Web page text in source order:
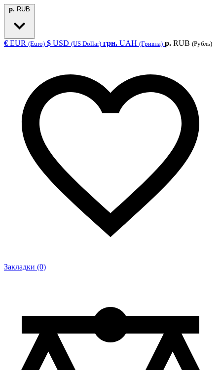
р. RUB
€ EUR (Euro) $ USD (US Dollar) грн. UAH (Гривна) р. RUB (Рубль)
Закладки (0)